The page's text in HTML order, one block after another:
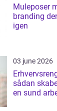
Muleposer med
branding
igen
03 june 2026
sådan
en sund